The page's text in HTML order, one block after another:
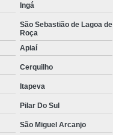
Ingá
São Sebastião de Lagoa de
Roça
Apiaí
Cerquilho
Itapeva
Pilar Do Sul
São Miguel Arcanjo